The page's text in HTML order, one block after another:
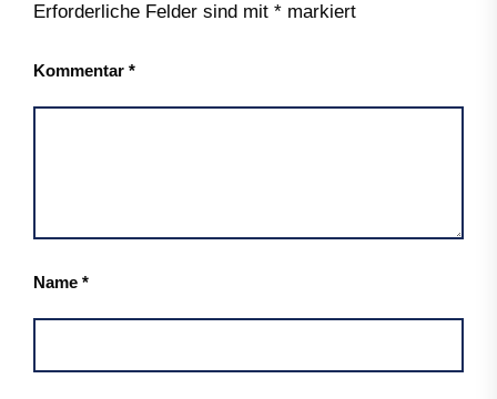
Erforderliche Felder sind mit * markiert
Kommentar *
Name *